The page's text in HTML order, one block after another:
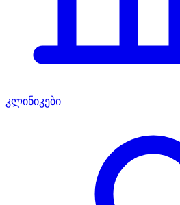
კლინიკები